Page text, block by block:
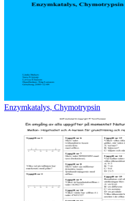
Enzymkatalys, Chymotrypsin